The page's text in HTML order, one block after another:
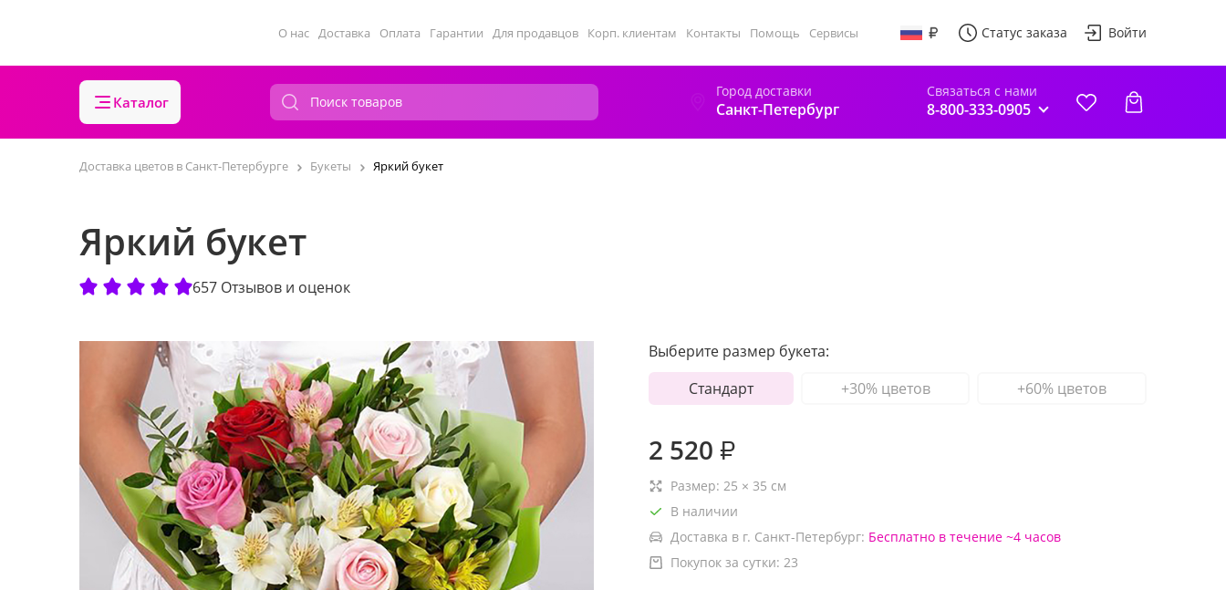
О нас Доставка Оплата Гарантии Для продавцов Корп. клиентам Контакты Помощь Сервисы Статус заказа Войти
Каталог
Город доставки
Санкт-Петербург
Связаться с нами
8-800-333-0905
Доставка цветов в Санкт-Петербурге Букеты Яркий букет
Яркий букет
657 Отзывов и оценок
Выберите размер букета:
Стандарт
+30% цветов +60% цветов
2 520 ₽
Размер: 25 × 35 см
В наличии
Доставка в г. Санкт-Петербург: Бесплатно в течение ~4 часов
Покупок за сутки: 23